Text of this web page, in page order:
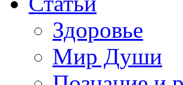
Здоровье
Мир Души